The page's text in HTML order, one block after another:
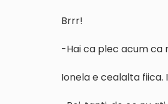
Brrr!
-Hai ca plec acum ca
Ionela e cealalta fiica.